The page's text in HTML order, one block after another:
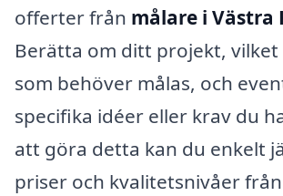
offerter från målare i Västra
Berätta om ditt projekt,
som behöver målas, och
specifika idéer eller krav du
att göra detta kan du enkelt
priser och kvalitetsnivåer